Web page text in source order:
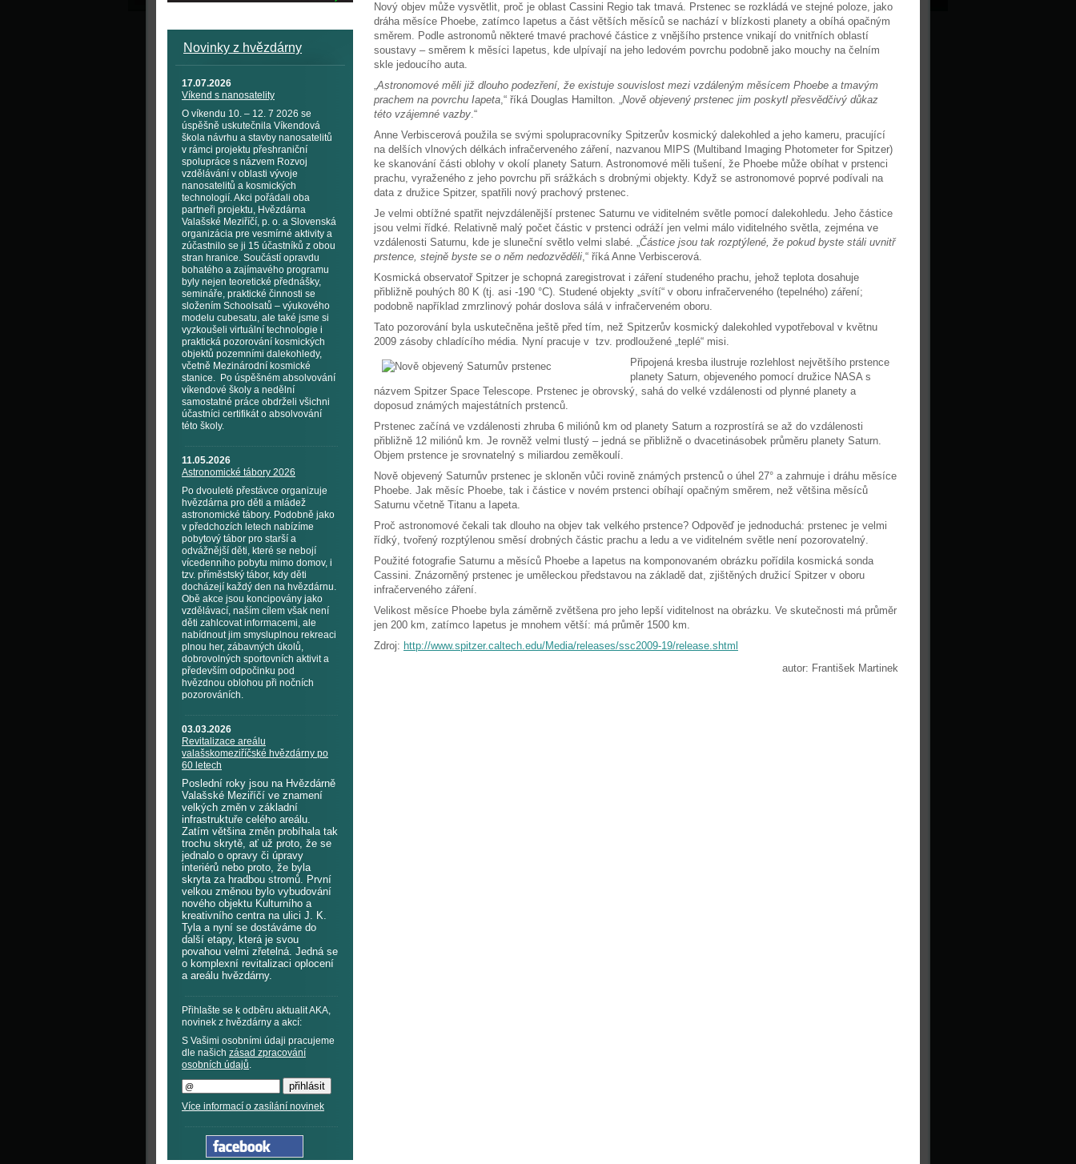
Novinky z hvězdárny
17.07.2026
Víkend s nanosatelity
O víkendu 10. – 12. 7 2026 se
úspěšně uskutečnila Víkendová
škola návrhu a stavby nanosatelitů
v rámci projektu přeshraniční
spolupráce s názvem Rozvoj
vzdělávání v oblasti vývoje
nanosatelitů a kosmických
technologií. Akci pořádali oba
partneři projektu, Hvězdárna
Valašské Meziříčí, p. o. a Slovenská
organizácia pre vesmírné aktivity a
zúčastnilo se ji 15 účastníků z obou
stran hranice. Součástí opravdu
bohatého a zajímavého programu
byly nejen teoretické přednášky,
semináře, praktické činnosti se
složením Schoolsatů – výukového
modelu cubesatu, ale také jsme si
vyzkoušeli virtuální technologie i
praktická pozorování kosmických
objektů pozemními dalekohledy,
včetně Mezinárodní kosmické
stanice. Po úspěšném absolvování
víkendové školy a nedělní
samostatné práce obdrželi všichni
účastníci certifikát o absolvování
této školy.
11.05.2026
Astronomické tábory 2026
Po dvouleté přestávce organizuje
hvězdárna pro děti a mládež
astronomické tábory. Podobně jako
v předchozích letech nabízíme
pobytový tábor pro starší a
odvážnější děti, které se nebojí
vícedenního pobytu mimo domov, i
tzv. příměstský tábor, kdy děti
docházejí každý den na hvězdárnu.
Obě akce jsou koncipovány jako
vzdělávací, naším cílem však není
děti zahlcovat informacemi, ale
nabídnout jim smysluplnou rekreaci
plnou her, zábavných úkolů,
dobrovolných sportovních aktivit a
především odpočinku pod
hvězdnou oblohou při nočních
pozorováních.
03.03.2026
Revitalizace areálu
valašskomeziříčské hvězdárny po
60 letech
Poslední roky jsou na Hvězdárně
Valašské Meziříčí ve znamení
velkých změn v základní
infrastruktuře celého areálu.
Zatím většina změn probíhala tak
trochu skrytě, ať už proto, že se
jednalo o opravy či úpravy
interiérů nebo proto, že byla
skryta za hradbou stromů. První
velkou změnou bylo vybudování
nového objektu Kulturního a
kreativního centra na ulici J. K.
Tyla a nyní se dostáváme do
další etapy, která je svou
povahou velmi zřetelná. Jedná se
o komplexní revitalizaci oplocení
a areálu hvězdárny.
Přihlašte se k odběru aktualit AKA,
novinek z hvězdárny a akcí:
S Vašimi osobními údaji pracujeme
dle našich zásad zpracování
osobních údajů.
Více informací o zasílání novinek
Nový objev může vysvětlit, proč je oblast Cassini Regio tak tmavá. Prstenec se rozkládá ve stejné poloze, jako
dráha měsíce Phoebe, zatímco Iapetus a část větších měsíců se nachází v blízkosti planety a obíhá opačným
směrem. Podle astronomů některé tmavé prachové částice z vnějšího prstence vnikají do vnitřních oblastí
soustavy – směrem k měsíci Iapetus, kde ulpívají na jeho ledovém povrchu podobně jako mouchy na čelním
skle jedoucího auta.
„Astronomové měli již dlouho podezření, že existuje souvislost mezi vzdáleným měsícem Phoebe a tmavým
prachem na povrchu Iapeta,“ říká Douglas Hamilton. „Nově objevený prstenec jim poskytl přesvědčivý důkaz
této vzájemné vazby.“
Anne Verbiscerová použila se svými spolupracovníky Spitzerův kosmický dalekohled a jeho kameru, pracující
na delších vlnových délkách infračerveného záření, nazvanou MIPS (Multiband Imaging Photometer for Spitzer)
ke skanování části oblohy v okolí planety Saturn. Astronomové měli tušení, že Phoebe může obíhat v prstenci
prachu, vyraženého z jeho povrchu při srážkách s drobnými objekty. Když se astronomové poprvé podívali na
data z družice Spitzer, spatřili nový prachový prstenec.
Je velmi obtížné spatřit nejvzdálenější prstenec Saturnu ve viditelném světle pomocí dalekohledu. Jeho částice
jsou velmi řídké. Relativně malý počet částic v prstenci odráží jen velmi málo viditelného světla, zejména ve
vzdálenosti Saturnu, kde je sluneční světlo velmi slabé. „Částice jsou tak rozptýlené, že pokud byste stáli uvnitř
prstence, stejně byste se o něm nedozvěděli,“ říká Anne Verbiscerová.
Kosmická observatoř Spitzer je schopná zaregistrovat i záření studeného prachu, jehož teplota dosahuje
přibližně pouhých 80 K (tj. asi -190 °C). Studené objekty „svítí“ v oboru infračerveného (tepelného) záření;
podobně například zmrzlinový pohár doslova sálá v infračerveném oboru.
Tato pozorování byla uskutečněna ještě před tím, než Spitzerův kosmický dalekohled vypotřeboval v květnu
2009 zásoby chladícího média. Nyní pracuje v tzv. prodloužené „teplé“ misi.
Připojená kresba ilustruje rozlehlost největšího prstence
planety Saturn, objeveného pomocí družice NASA s
názvem Spitzer Space Telescope. Prstenec je obrovský, sahá do velké vzdálenosti od plynné planety a
doposud známých majestátních prstenců.
Prstenec začíná ve vzdálenosti zhruba 6 miliónů km od planety Saturn a rozprostírá se až do vzdálenosti
přibližně 12 miliónů km. Je rovněž velmi tlustý – jedná se přibližně o dvacetinásobek průměru planety Saturn.
Objem prstence je srovnatelný s miliardou zeměkoulí.
Nově objevený Saturnův prstenec je skloněn vůči rovině známých prstenců o úhel 27° a zahrnuje i dráhu měsíce
Phoebe. Jak měsíc Phoebe, tak i částice v novém prstenci obíhají opačným směrem, než většina měsíců
Saturnu včetně Titanu a Iapeta.
Proč astronomové čekali tak dlouho na objev tak velkého prstence? Odpověď je jednoduchá: prstenec je velmi
řídký, tvořený rozptýlenou směsí drobných částic prachu a ledu a ve viditelném světle není pozorovatelný.
Použité fotografie Saturnu a měsíců Phoebe a Iapetus na komponovaném obrázku pořídila kosmická sonda
Cassini. Znázorněný prstenec je uměleckou představou na základě dat, zjištěných družicí Spitzer v oboru
infračerveného záření.
Velikost měsíce Phoebe byla záměrně zvětšena pro jeho lepší viditelnost na obrázku. Ve skutečnosti má průměr
jen 200 km, zatímco Iapetus je mnohem větší: má průměr 1500 km.
Zdroj: http://www.spitzer.caltech.edu/Media/releases/ssc2009-19/release.shtml
autor: František Martinek